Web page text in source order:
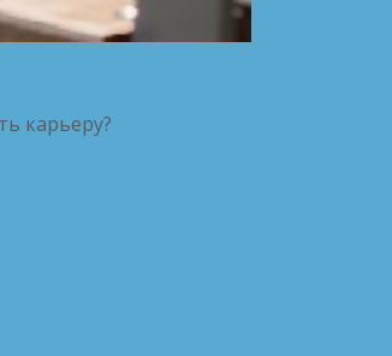
карьеру?